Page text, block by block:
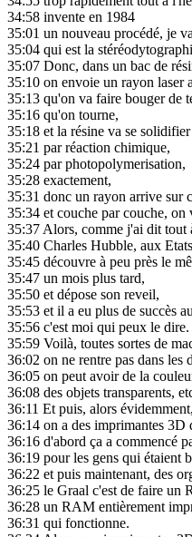
34:58 invente en 1984
35:01 un nouveau procédé, je
35:04 qui est la
35:07 Donc, dans un bac de
35:10 on envoie un rayon laser
35:13 qu'on va faire bouger de
35:16 qu'on tourne,
35:18 et la résine va se solidifier
35:21 par réaction chimique,
35:24 par photopolymerisation,
35:28 exactement,
35:31 donc un rayon arrive sur
35:34 et couche par couche, on
35:37Alors, comme j'ai dit tout
35:40 Charles Hubble, aux
35:45 découvre à peu près le
35:47 un mois plus tard,
35:50 et dépose son reveil,
35:53 et il a eu plus de succès
35:56 c'est moi qui peux le dire.
35:59 Voilà, toutes sortes de
36:02 on ne rentre pas dans les
36:05 on peut avoir de la
36:08 des objets transparents,
36:11 Et puis, alors évidemment,
36:14 on a des imprimantes 3D
36:16 d'abord ça a commencé
36:19 pour les gens qui étaient
36:22 et puis maintenant, des
36:25 le Graal c'est de faire un
36:28 un RAM entièrement
36:31 qui fonctionne.